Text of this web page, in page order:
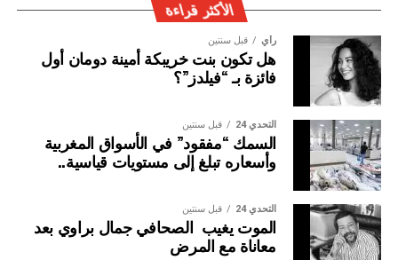
الأكثر قراءة
رأي قبل سنتين
هل تكون بنت خريبكة أمينة دومان أول
فائزة بـ “فيلدز”؟
التحدي 24 قبل سنتين
السمك “مفقود” في الأسواق المغربية
وأسعاره تبلغ إلى مستويات قياسية..
التحدي 24 قبل سنتين
الموت يغيب الصحافي جمال براوي بعد
معاناة مع المرض